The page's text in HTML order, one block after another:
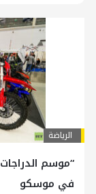
الرياضة
في موسكو